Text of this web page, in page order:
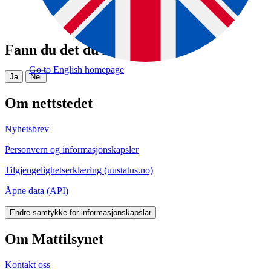
Go to English homepage
Fann du det du leita etter?
Ja Nei
Om nettstedet
Nyhetsbrev
Personvern og informasjonskapsler
Tilgjengelighetserklæring (uustatus.no)
Åpne data (API)
Endre samtykke for informasjonskapslar
Om Mattilsynet
Kontakt oss